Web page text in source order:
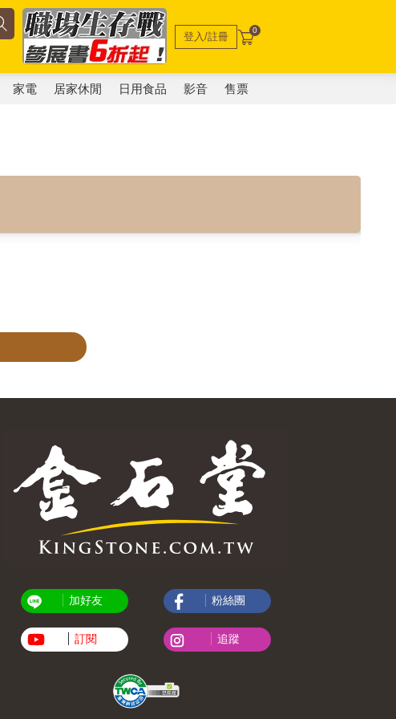
登入/註冊 0
家電 居家休閒 日用食品 影音 售票
加好友
訂閱
粉絲團
追蹤